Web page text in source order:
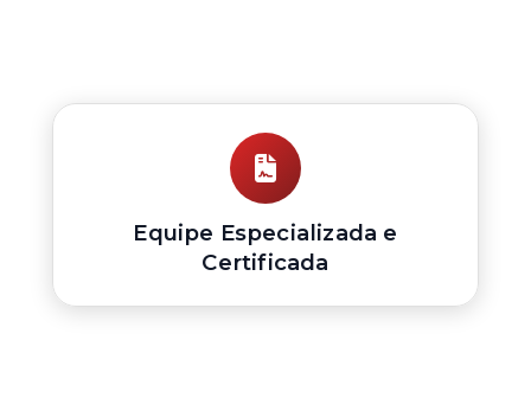
Equipe Especializada e
Certificada